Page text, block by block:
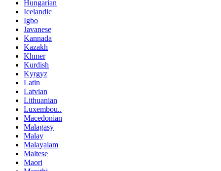
Hungarian
Icelandic
Igbo
Javanese
Kannada
Kazakh
Khmer
Kurdish
Kyrgyz
Latin
Latvian
Lithuanian
Luxembou..
Macedonian
Malagasy
Malay
Malayalam
Maltese
Maori